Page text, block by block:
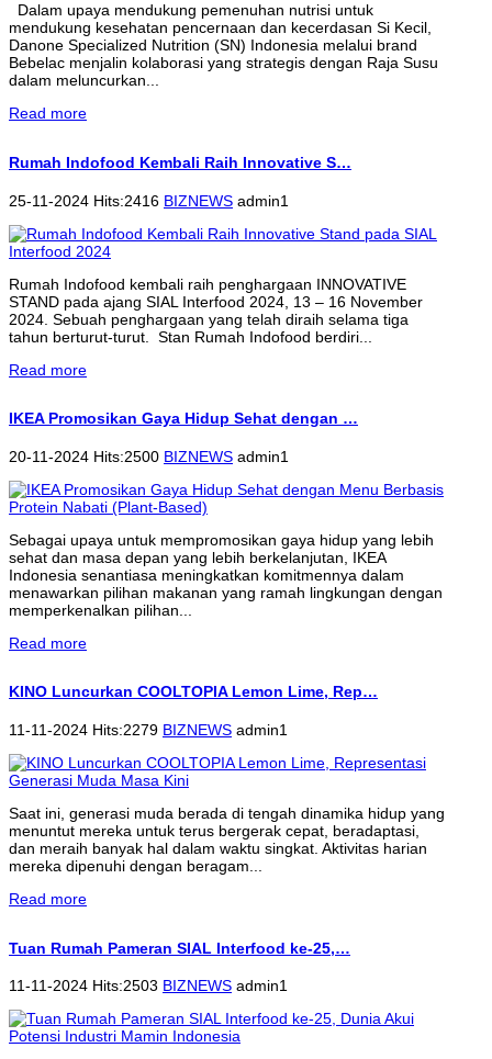
Dalam upaya mendukung pemenuhan nutrisi untuk
mendukung kesehatan pencernaan dan kecerdasan Si Kecil,
Danone Specialized Nutrition (SN) Indonesia melalui brand
Bebelac menjalin kolaborasi yang strategis dengan Raja Susu
dalam meluncurkan...
Read more
Rumah Indofood Kembali Raih Innovative S…
25-11-2024 Hits:2416 BIZNEWS admin1
Rumah Indofood kembali raih penghargaan INNOVATIVE
STAND pada ajang SIAL Interfood 2024, 13 – 16 November
2024. Sebuah penghargaan yang telah diraih selama tiga
tahun berturut-turut. Stan Rumah Indofood berdiri...
Read more
IKEA Promosikan Gaya Hidup Sehat dengan …
20-11-2024 Hits:2500 BIZNEWS admin1
Sebagai upaya untuk mempromosikan gaya hidup yang lebih
sehat dan masa depan yang lebih berkelanjutan, IKEA
Indonesia senantiasa meningkatkan komitmennya dalam
menawarkan pilihan makanan yang ramah lingkungan dengan
memperkenalkan pilihan...
Read more
KINO Luncurkan COOLTOPIA Lemon Lime, Rep…
11-11-2024 Hits:2279 BIZNEWS admin1
Saat ini, generasi muda berada di tengah dinamika hidup yang
menuntut mereka untuk terus bergerak cepat, beradaptasi,
dan meraih banyak hal dalam waktu singkat. Aktivitas harian
mereka dipenuhi dengan beragam...
Read more
Tuan Rumah Pameran SIAL Interfood ke-25,…
11-11-2024 Hits:2503 BIZNEWS admin1